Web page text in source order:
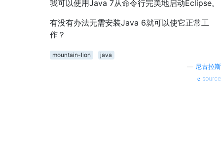
我可以使用Java 7从命令行完美地启动Eclipse。
有没有办法无需安装Java 6就可以使它正常工
作？
mountain-lion
java
尼古拉斯
source